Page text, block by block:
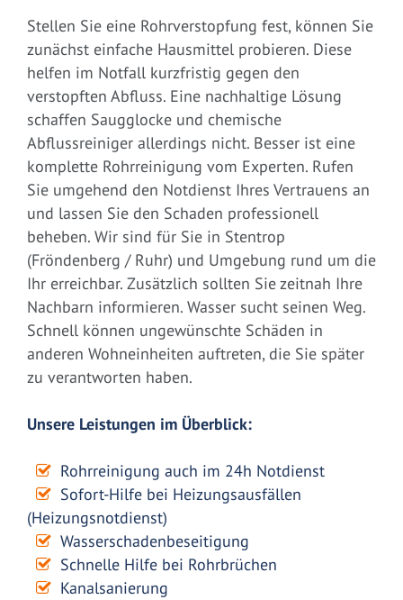
Stellen Sie eine Rohrverstopfung fest, können Sie
zunächst einfache Hausmittel probieren. Diese
helfen im Notfall kurzfristig gegen den
verstopften Abfluss. Eine nachhaltige Lösung
schaffen Saugglocke und chemische
Abflussreiniger allerdings nicht. Besser ist eine
komplette Rohrreinigung vom Experten. Rufen
Sie umgehend den Notdienst Ihres Vertrauens an
und lassen Sie den Schaden professionell
beheben. Wir sind für Sie in Stentrop
(Fröndenberg / Ruhr) und Umgebung rund um die
Ihr erreichbar. Zusätzlich sollten Sie zeitnah Ihre
Nachbarn informieren. Wasser sucht seinen Weg.
Schnell können ungewünschte Schäden in
anderen Wohneinheiten auftreten, die Sie später
zu verantworten haben.
Unsere Leistungen im Überblick:
Rohrreinigung auch im 24h Notdienst
Sofort-Hilfe bei Heizungsausfällen
(Heizungsnotdienst)
Wasserschadenbeseitigung
Schnelle Hilfe bei Rohrbrüchen
Kanalsanierung